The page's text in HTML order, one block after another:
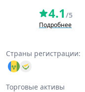
4.1 /5
Подробнее
Страны регистрации:
Торговые активы